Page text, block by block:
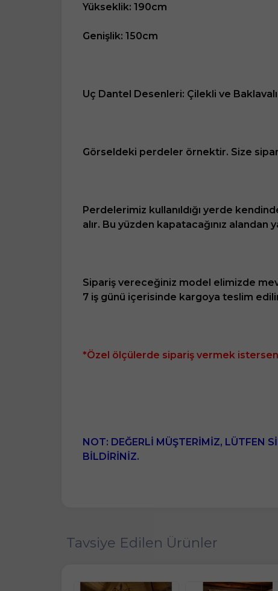
Yükseklik: 190cm
Genişlik: 150cm
Uç Dantel Desenleri: Çilekli ve Baklavalı
Görseldeki perdeler örnektir. Size
Perdelerimiz kullanıldığı yerde
alır. Bu yüzden kapatacağınız
Sipariş vereceğiniz model elimizde
7 iş günü içerisinde kargoya teslim
*Özel ölçülerde sipariş vermek
NOT: DEĞERLİ MÜŞTERİMİZ, LÜTFEN
BİLDİRİNİZ.
Tavsiye Edilen Ürünler